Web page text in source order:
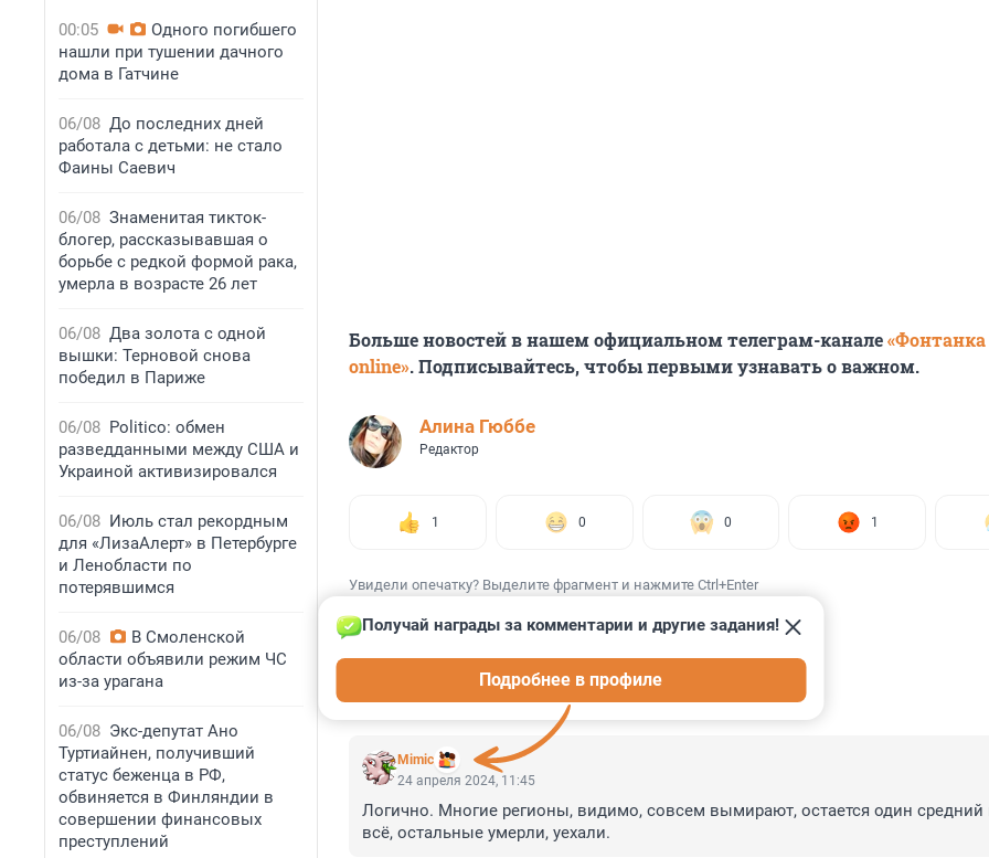
00:05
Одного погибшего
нашли при тушении дачного
дома в Гатчине
06/08 До последних дней
работала с детьми: не стало
Фаины Саевич
06/08 Знаменитая тикток-
блогер, рассказывавшая о
борьбе с редкой формой рака,
умерла в возрасте 26 лет
06/08 Два золота с одной
вышки: Терновой снова
победил в Париже
06/08 Politico: обмен
разведданными между США и
Украиной активизировался
06/08 Июль стал рекордным
для «ЛизаАлерт» в Петербурге
и Ленобласти по
потерявшимся
06/08
В Смоленской
области объявили режим ЧС
из-за урагана
06/08 Экс-депутат Ано
Туртиайнен, получивший
статус беженца в РФ,
обвиняется в Финляндии в
совершении финансовых
преступлений
Больше новостей в нашем официальном телеграм-канале«Фонтанка
online». Подписывайтесь, чтобы первыми узнавать о важном.
Алина Гюббе
Редактор
1 0 0 1
Увидели опечатку? Выделите фрагмент и нажмите Ctrl+Enter
КОММЕНТАРИИ 35
Mimic
Получай награды за комментарии и другие задания!
Подробнее в профиле
24 апреля 2024, 11:45
Логично. Многие регионы, видимо, совсем вымирают, остается один средний
всё, остальные умерли, уехали.